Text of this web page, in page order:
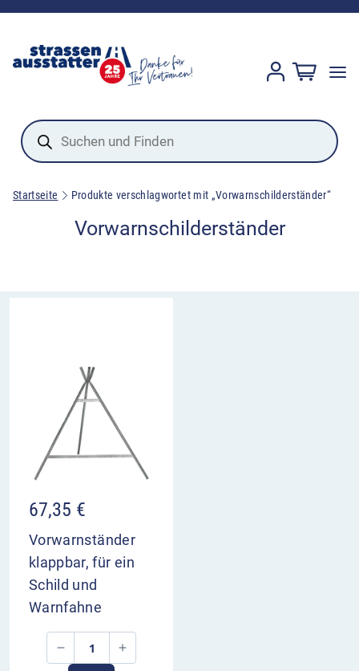
Products
search
Startseite Produkte verschlagwortet mit „Vorwarnschilderständer“
Vorwarnschilderständer
67,35 €
Vorwarnständer
klappbar, für ein
Schild und
Warnfahne